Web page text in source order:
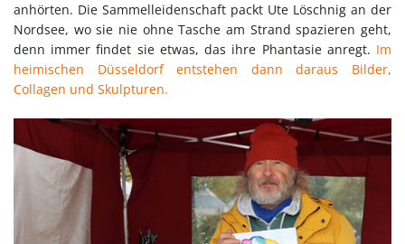
anhörten. Die Sammelleidenschaft packt Ute Löschnig an der
Nordsee, wo sie nie ohne Tasche am Strand spazieren geht,
denn immer findet sie etwas, das ihre Phantasie anregt. Im
heimischen Düsseldorf entstehen dann daraus Bilder,
Collagen und Skulpturen.